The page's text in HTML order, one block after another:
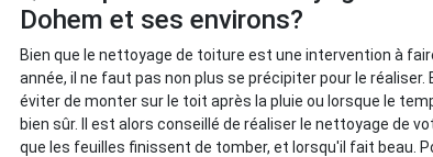
Dohem et ses environs?
Bien que le nettoyage de toiture est une intervention à
année, il ne faut pas non plus se précipiter pour le
éviter de monter sur le toit après la pluie ou lorsque le
bien sûr. Il est alors conseillé de réaliser le nettoyage de
que les feuilles finissent de tomber, et lorsqu'il fait beau.